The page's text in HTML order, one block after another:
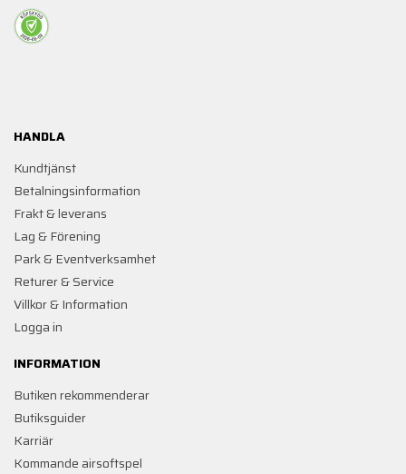
HANDLA
Kundtjänst
Betalningsinformation
Frakt & leverans
Lag & Förening
Park & Eventverksamhet
Returer & Service
Villkor & Information
Logga in
INFORMATION
Butiken rekommenderar
Butiksguider
Karriär
Kommande airsoftspel